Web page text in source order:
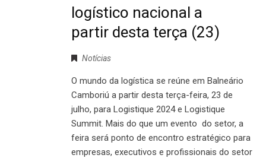
logístico nacional a
partir desta terça (23)
Notícias
O mundo da logística se reúne em Balneário
Camboriú a partir desta terça-feira, 23 de
julho, para Logistique 2024 e Logistique
Summit. Mais do que um evento do setor, a
feira será ponto de encontro estratégico para
empresas, executivos e profissionais do setor